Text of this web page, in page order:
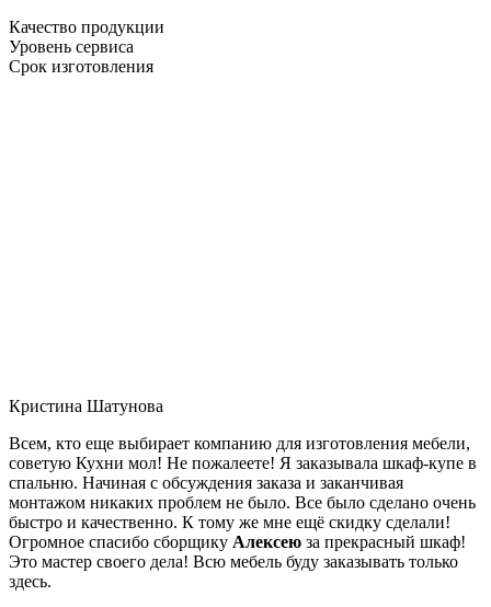
Качество продукции
Уровень сервиса
Срок изготовления
Кристина Шатунова
Всем, кто еще выбирает компанию для изготовления мебели,
советую Кухни мол! Не пожалеете! Я заказывала шкаф-купе в
спальню. Начиная с обсуждения заказа и заканчивая
монтажом никаких проблем не было. Все было сделано очень
быстро и качественно. К тому же мне ещё скидку сделали!
Огромное спасибо сборщику Алексею за прекрасный шкаф!
Это мастер своего дела! Всю мебель буду заказывать только
здесь.